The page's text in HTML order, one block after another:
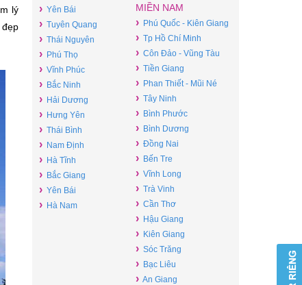
lý
› Yên Bái
› Tuyên Quang
› Thái Nguyên
› Phú Thọ
› Vĩnh Phúc
› Bắc Ninh
› Hải Dương
› Hưng Yên
› Thái Bình
› Nam Định
› Hà Tĩnh
› Bắc Giang
› Yên Bái
› Hà Nam
MIỀN NAM
› Phú Quốc - Kiên Giang
› Tp Hồ Chí Minh
› Côn Đảo - Vũng Tàu
› Tiền Giang
› Phan Thiết - Mũi Né
› Tây Ninh
› Bình Phước
› Bình Dương
› Đồng Nai
› Bến Tre
› Vĩnh Long
› Trà Vinh
› Cần Thơ
› Hậu Giang
› Kiên Giang
› Sóc Trăng
› Bạc Liêu
› An Giang